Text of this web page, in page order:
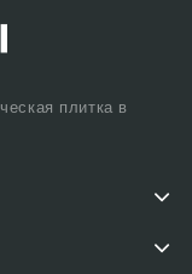
плитка в